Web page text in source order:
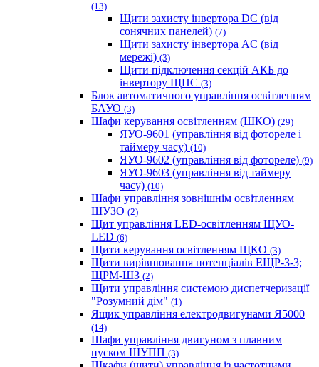
(13)
Щити захисту інвертора DC (від
сонячних панелей) (7)
Щити захисту інвертора AC (від
мережі) (3)
Щити підключення секцій АКБ до
інвертору ЩПС (3)
Блок автоматичного управління освітленням
БАУО (3)
Шафи керування освітленням (ШКО) (29)
ЯУО-9601 (управління від фотореле і
таймеру часу) (10)
ЯУО-9602 (управління від фотореле) (9)
ЯУО-9603 (управління від таймеру
часу) (10)
Шафи управління зовнішнім освітленням
ШУЗО (2)
Щит управління LED-освітленням ЩУО-
LED (6)
Щити керування освітленням ЩКО (3)
Щити вирівнювання потенціалів ЕЩР-3-3;
ЩРМ-ШЗ (2)
Щити управління системою диспетчеризації
"Розумний дім" (1)
Ящик управління електродвигунами Я5000
(14)
Шафи управління двигуном з плавним
пуском ШУПП (3)